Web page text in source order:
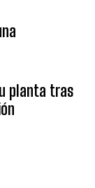
planta tras